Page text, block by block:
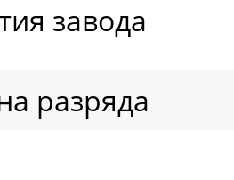
завода
разряда